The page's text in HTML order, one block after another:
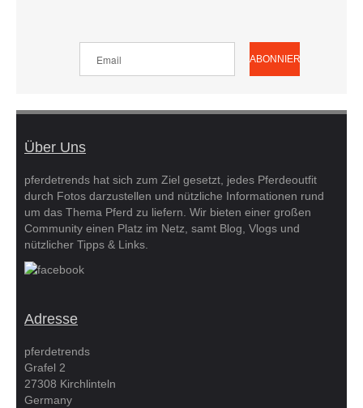
Über Uns
pferdetrends hat sich zum Ziel gesetzt, jedes Pferdeoutfit
durch Fotos darzustellen und nützliche Informationen rund
um das Thema Pferd zu liefern. Wir bieten einer großen
Community einen Platz im Netz, samt Blog, Vlogs und
nützlicher Tipps & Links.
Adresse
pferdetrends
Grafel 2
27308 Kirchlinteln
Germany